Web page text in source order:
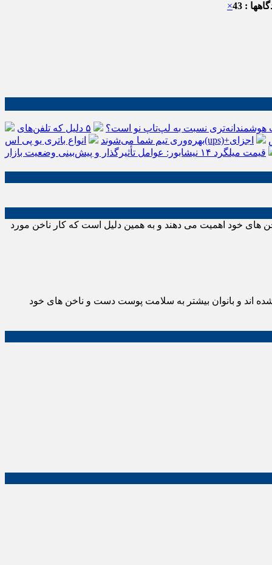
: 43
×
هوشمندانه‌تری نسبت به لپ‌تاپ نو است؟
۵ دلیل که تلفن‌های IP سیسکو باعث افزایش
بهره‌وری تیم شما می‌شوند
اجزای
قیمت میلگرد ۱۴ نیشابور: عوامل تأثیرگذار و پیش‌بینی وضعیت بازار
های خود اهمیت می دهند و به همین دلیل است که کار ناخن مورد
اند و بانوان بیشتر به سلامت پوست دست و ناخن های خود